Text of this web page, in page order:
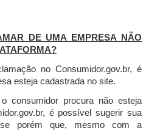
DE UMA EMPRESA NÃO
no Consumidor.gov.br, é
esteja cadastrada no site.
consumidor procura não esteja
é possível sugerir sua
se porém que, mesmo com a